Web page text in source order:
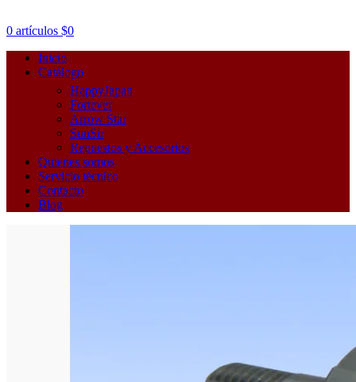
0 artículos $0
Inicio
Catálogo
HappyJapan
Fortever
Arrow Star
SunSir
Repuestos y Accesorios
Quienes somos
Servicio técnico
Contacto
Blog